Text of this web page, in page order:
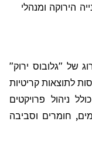
הירוקה ומנהלי
של "גלובוס ירוק"
לתוצאות קריטיות
ניהול פרויקטים
חומרים וסביבה